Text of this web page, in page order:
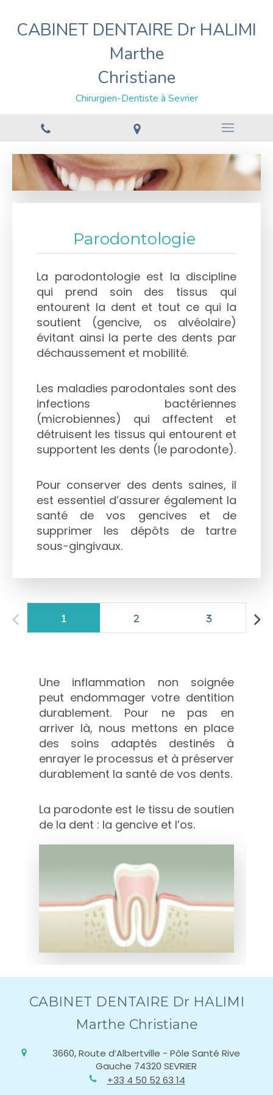
CABINET DENTAIRE Dr HALIMI
Marthe
Christiane
Chirurgien-Dentiste à Sevrier
Parodontologie
La parodontologie est la discipline
qui prend soin des tissus qui
entourent la dent et tout ce qui la
soutient (gencive, os alvéolaire)
évitant ainsi la perte des dents par
déchaussement et mobilité.
Les maladies parodontales sont des
infections bactériennes
(microbiennes) qui affectent et
détruisent les tissus qui entourent et
supportent les dents (le parodonte).
Pour conserver des dents saines, il
est essentiel d’assurer également la
santé de vos gencives et de
supprimer les dépôts de tartre
sous-gingivaux.
Une inflammation non soignée
peut endommager votre dentition
durablement. Pour ne pas en
arriver là, nous mettons en place
des soins adaptés destinés à
enrayer le processus et à préserver
durablement la santé de vos dents.
La parodonte est le tissu de soutien
de la dent : la gencive et l’os.
CABINET DENTAIRE Dr HALIMI
Marthe Christiane
3660, Route d’Albertville - Pôle Santé Rive
Gauche 74320 SEVRIER
+33 4 50 52 63 14